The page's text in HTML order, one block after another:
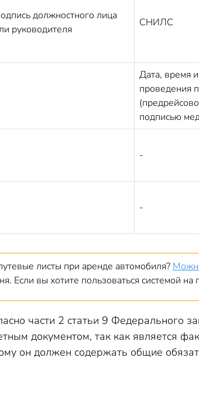
должностного лица
руководителя
СНИЛС
Дата, время
проведения
подписью
-
-
листы при аренде автомобиля?
Если вы хотите пользоваться системой на
части 2 статьи 9 Федерального
документом, так как является
он должен содержать общие